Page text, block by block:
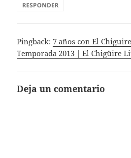
RESPONDER
Pingback: 7 años con El
Temporada 2013 | El Chigüire
Deja un comentario